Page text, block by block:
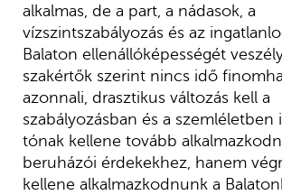
alkalmas, de a part, a nádasok, a
vízszintszabályozás és az
Balaton ellenállóképességét
szakértők szerint nincs idő
azonnali, drasztikus változás kell a
szabályozásban és a szemléletben
tónak kellene tovább
beruházói érdekekhez, hanem
kellene alkalmazkodnunk a